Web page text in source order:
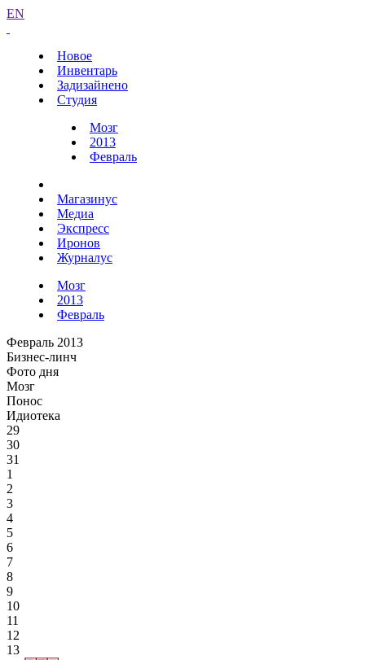
EN
Новое
Инвентарь
Задизайнено
Студия
Мозг
2013
Февраль
Магазинус
Медиа
Экспресс
Иронов
Журналус
Мозг
2013
Февраль
Февраль 2013
Бизнес-линч
Фото дня
Мозг
Понос
Идиотека
29
30
31
1
2
3
4
5
6
7
8
9
10
11
12
13